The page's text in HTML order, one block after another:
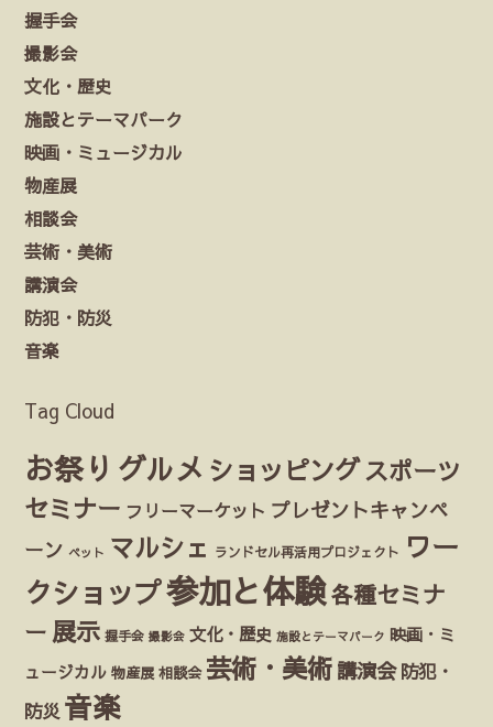
握手会
撮影会
文化・歴史
施設とテーマパーク
映画・ミュージカル
物産展
相談会
芸術・美術
講演会
防犯・防災
音楽
Tag Cloud
お祭り グルメ ショッピングスポーツ
セミナー フリーマーケット プレゼントキャンペ
ーン ペット マルシェ ランドセル再活用プロジェクト ワー
クショップ参加と体験各種セミナ
ー 展示 握手会 撮影会 文化・歴史 施設とテーマパーク 映画・ミ
ュージカル 物産展 相談会 芸術・美術 講演会 防犯・
防災 音楽